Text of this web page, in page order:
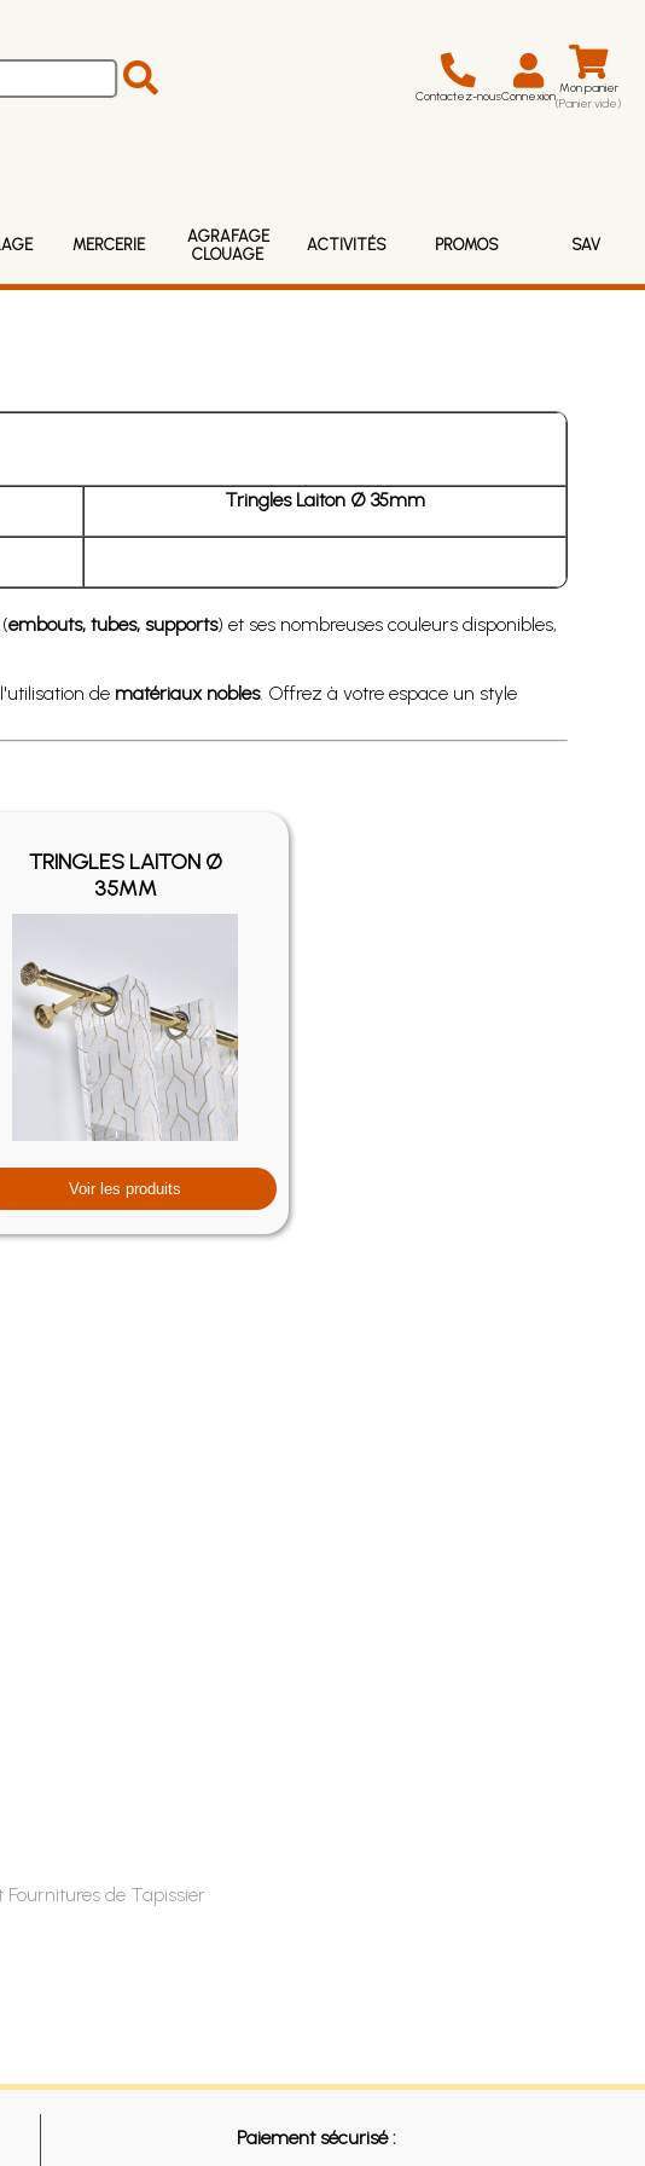
Contactez-nousConnexion Mon panier
(Panier vide)
MERCERIE
AGRAFAGE
CLOUAGE
ACTIVITÉS PROMOS SAV
Tringles Laiton Ø 35mm
embouts, tubes, supports) et ses nombreuses couleurs disponibles,
de matériaux nobles. Offrez à votre espace un style
TRINGLES LAITON Ø
35MM
Voir les produits
de Tapissier
Paiement sécurisé :